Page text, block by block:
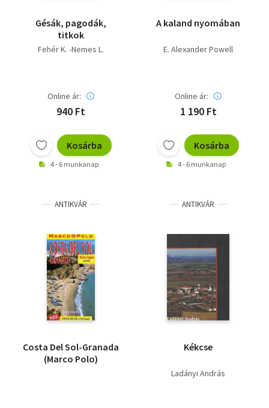
Gésák, pagodák,
titkok
Fehér K. -Nemes L.
Online ár:
940 Ft
Kosárba
4 - 6 munkanap
A kaland nyomában
E. Alexander Powell
Online ár:
1 190 Ft
Kosárba
4 - 6 munkanap
ANTIKVÁR
Costa Del Sol-Granada
(Marco Polo)
ANTIKVÁR
Kékcse
Ladányi András